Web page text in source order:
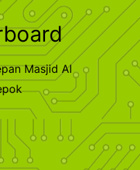
Masjid Al